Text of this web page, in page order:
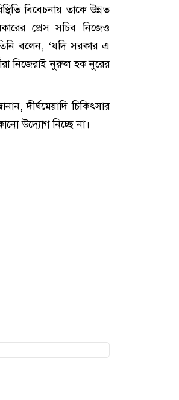
বিবেচনায় তাকে উন্নত
প্রেস সচিব নিজেও
বলেন, ‘যদি সরকার এ
নিজেরাই নুরুল হক নুরের
দীর্ঘমেয়াদি চিকিৎসার
উদ্যোগ নিচ্ছে না।